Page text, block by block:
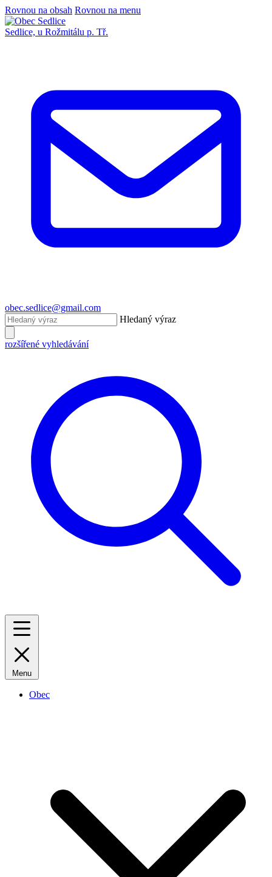
Rovnou na obsah Rovnou na menu
Sedlice, u Rožmitálu p. Tř.
obec.sedlice@gmail.com
Hledaný výraz
rozšířené vyhledávání
Menu
Obec